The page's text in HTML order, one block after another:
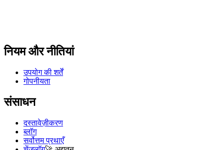
नियम और नीतियां
उपयोग की शर्तें
गोपनीयता
संसाधन
दस्तावेज़ीकरण
ब्लॉग
सर्वोत्तम प्रथाएँ